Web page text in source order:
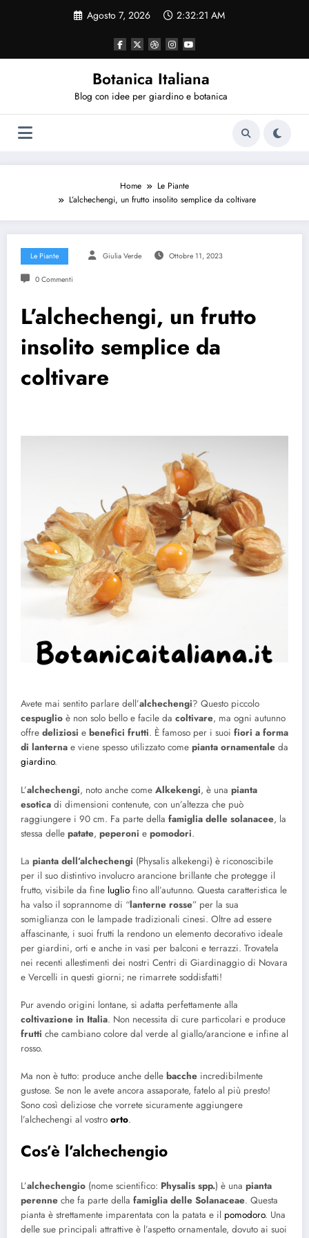
Agosto 7, 2026 2:32:21 AM
Botanica Italiana
Blog con idee per giardino e botanica
Home
Le Piante
L’alchechengi, un frutto insolito semplice da coltivare
Le Piante Giulia Verde Ottobre 11, 2023
0 Commenti
L’alchechengi, un frutto
insolito semplice da
coltivare
Avete mai sentito parlare dell’alchechengi? Questo piccolo
cespuglio è non solo bello e facile da coltivare, ma ogni autunno
offre deliziosi e benefici frutti. È famoso per i suoi fiori a forma
di lanterna e viene spesso utilizzato come pianta ornamentale da
giardino.
L’alchechengi, noto anche come Alkekengi, è una pianta
esotica di dimensioni contenute, con un’altezza che può
raggiungere i 90 cm. Fa parte della famiglia delle solanacee, la
stessa delle patate, peperoni e pomodori.
La pianta dell’alchechengi (Physalis alkekengi) è riconoscibile
per il suo distintivo involucro arancione brillante che protegge il
frutto, visibile da fine luglio fino all’autunno. Questa caratteristica le
ha valso il soprannome di “lanterne rosse” per la sua
somiglianza con le lampade tradizionali cinesi. Oltre ad essere
affascinante, i suoi frutti la rendono un elemento decorativo ideale
per giardini, orti e anche in vasi per balconi e terrazzi. Trovatela
nei recenti allestimenti dei nostri Centri di Giardinaggio di Novara
e Vercelli in questi giorni; ne rimarrete soddisfatti!
Pur avendo origini lontane, si adatta perfettamente alla
coltivazione in Italia. Non necessita di cure particolari e produce
frutti che cambiano colore dal verde al giallo/arancione e infine al
rosso.
Ma non è tutto: produce anche delle bacche incredibilmente
gustose. Se non le avete ancora assaporate, fatelo al più presto!
Sono così deliziose che vorrete sicuramente aggiungere
l’alchechengi al vostro orto.
Cos’è l’alchechengio
L’alchechengio (nome scientifico: Physalis spp.) è una pianta
perenne che fa parte della famiglia delle Solanaceae. Questa
pianta è strettamente imparentata con la patata e il pomodoro. Una
delle sue principali attrattive è l’aspetto ornamentale, dovuto ai suoi